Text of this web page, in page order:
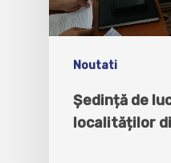
Noutati
Ședință de
localităților